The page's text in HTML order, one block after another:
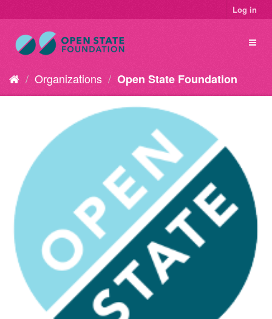
Log in
Organizations Open State Foundation